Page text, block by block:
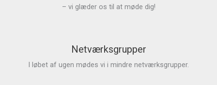
– vi glæder os til at møde dig!
Netværksgrupper
I løbet af ugen mødes vi i mindre netværksgrupper.